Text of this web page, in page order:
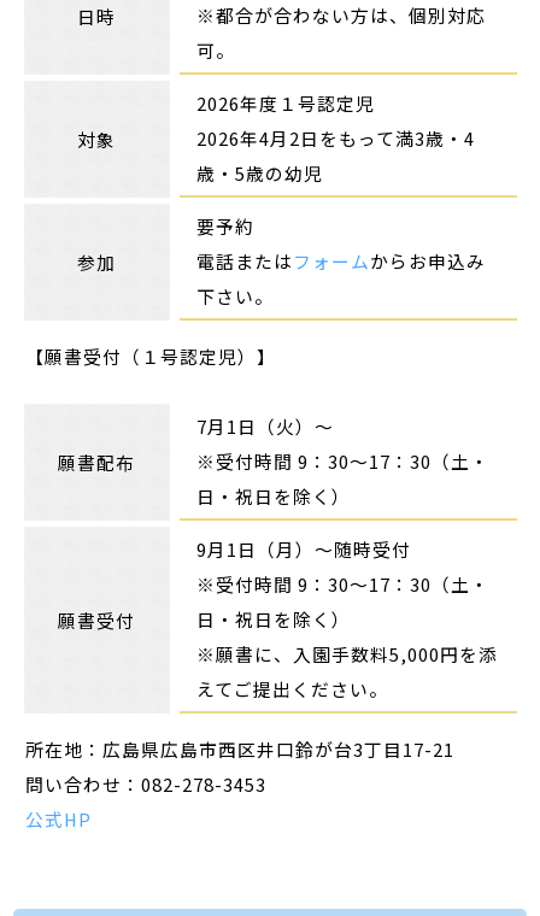
日時
※都合が合わない方は、個別対応
可。
対象
2026年度１号認定児
2026年4月2日をもって満3歳・4
歳・5歳の幼児
参加
要予約
電話またはフォームからお申込み
下さい。
【願書受付（１号認定児）】
願書配布
7月1日（火）～
※受付時間 9：30～17：30（土・
日・祝日を除く）
願書受付
9月1日（月）～随時受付
※受付時間 9：30～17：30（土・
日・祝日を除く）
※願書に、入園手数料5,000円を添
えてご提出ください。
所在地：広島県広島市西区井口鈴が台3丁目17-21
問い合わせ：082-278-3453
公式HP